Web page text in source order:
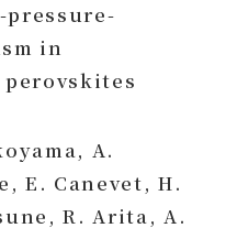
pressure-
in
A.
E. Canevet, H.
R. Arita, A.